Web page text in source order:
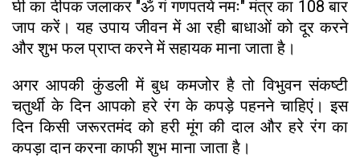
घी का दीपक जलाकर "ॐ गं गणपतये नमः" मंत्र का 108 बार
जाप करें। यह उपाय जीवन में आ रही बाधाओं को दूर करने
और शुभ फल प्राप्त करने में सहायक माना जाता है।
अगर आपकी कुंडली में बुध कमजोर है तो विभुवन संकष्टी
चतुर्थी के दिन आपको हरे रंग के कपड़े पहनने चाहिएं। इस
दिन किसी जरूरतमंद को हरी मूंग की दाल और हरे रंग का
कपड़ा दान करना काफी शुभ माना जाता है।